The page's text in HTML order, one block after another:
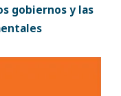
gobiernos y las